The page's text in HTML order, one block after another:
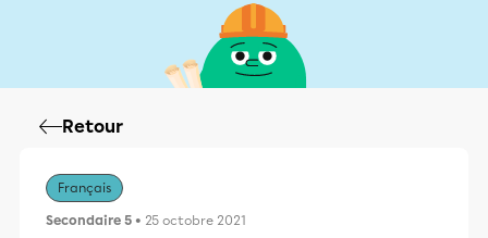
Retour
Français
Secondaire 5 • 25 octobre 2021